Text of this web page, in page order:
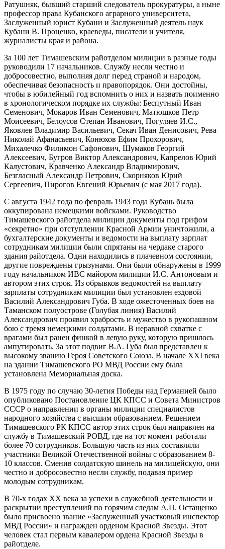
Ратушняк, бывший старший следователь прокуратуры, а ныне
профессор права Кубанского аграрного университета,
Заслуженный юрист Кубани и Заслуженный деятель наук
Кубани В. Проценко, краеведы, писатели и учителя,
журналисты края и района.
За 100 лет Тимашевским райотделом милиции в разные годы
руководили 17 начальников. Службу несли честно и
добросовестно, выполняя долг перед страной и народом,
обеспечивая безопасность и правопорядок. Они достойны,
чтобы в юбилейный год вспомнить о них и назвать поименно
в хронологическом порядке их службы: Беспутный Иван
Семенович, Мокаров Иван Семенович, Матюшков Петр
Моисеевич, Белоусов Степан Иванович, Погуляев И.С.,
Яковлев Владимир Васильевич, Секач Иван Денисович, Рева
Николай Афанасьевич, Конюхов Ефим Прохорович,
Михалечко Филимон Сафонович, Шумаков Георгий
Алексеевич, Бугров Виктор Александрович, Капрелов Юрий
Калустович, Кравченко Александр Владимирович,
Безгласный Александр Петрович, Скорняков Юрий
Сергеевич, Пирогов Евгений Юрьевич (с мая 2017 года).
С августа 1942 года по февраль 1943 года Кубань была
оккупирована немецкими войсками. Руководство
Тимашевского райотдела милиции документы под грифом
«секретно» при отступлении Красной Армии уничтожили, а
бухгалтерские документы и ведомости на выплату зарплат
сотрудникам милиции были спрятаны на чердаке старого
здания райотдела. Одни находились в плачевном состоянии,
другие повреждены грызунами. Они были обнаружены в 1999
году начальником ИВС майором милиции И.С. Антоновым и
автором этих строк. Из обрывков ведомостей на выплату
зарплаты сотрудникам милиции был установлен ездовой
Василий Александрович Губа. В ходе ожесточенных боев на
Таманском полуострове (Голубая линия) Василий
Александрович проявил храбрость и мужество в рукопашном
бою с тремя немецкими солдатами. В неравной схватке с
врагами был ранен финкой в левую руку, которую пришлось
ампутировать. За этот подвиг В.А. Губа был представлен к
высокому званию Героя Советского Союза. В начале XXI века
на здании Тимашевского РО МВД России ему была
установлена Мемориальная доска.
В 1975 году по случаю 30-летия Победы над Германией было
опубликовано Постановление ЦК КПСС и Совета Министров
СССР о направлении в органы милиции специалистов
народного хозяйства с высшим образованием. Решением
Тимашевского РК КПСС автор этих строк был направлен на
службу в Тимашевский РОВД, где на тот момент работали
более 70 сотрудников. Большую часть из них составляли
участники Великой Отечественной войны с образованием 8-
10 классов. Сменив солдатскую шинель на милицейскую, они
честно и добросовестно несли службу, подавая пример
молодым сотрудникам.
В 70-х годах XX века за успехи в служебной деятельности и
раскрытии преступлений по горячим следам А.П. Остащенко
было присвоено звание «Заслуженный участковый инспектор
МВД России» и награжден орденом Красной Звезды. Этот
человек стал первым кавалером ордена Красной Звезды в
райотделе.